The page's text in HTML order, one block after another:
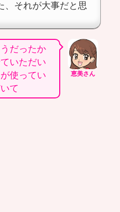
、それが大事だと思
恵美さん
だったか
いただい
使ってい
て